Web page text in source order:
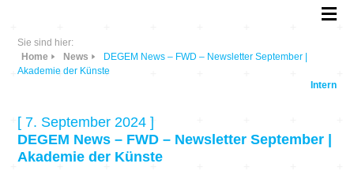
Sie sind hier:
Home
News
DEGEM News – FWD – Newsletter September |
Akademie der Künste
Intern
[ 7. September 2024 ]
DEGEM News – FWD – Newsletter September |
Akademie der Künste